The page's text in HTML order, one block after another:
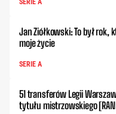
SERIE A
Jan Ziółkowski: To był rok,
moje życie
SERIE A
51 transferów Legii
tytułu mistrzowskiego